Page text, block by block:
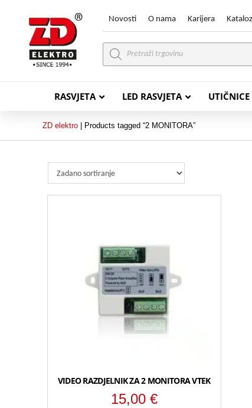
Novosti O nama Karijera
Products
search
RASVJETA LED RASVJETA
PVC VODIČI
ZD elektro Products tagged “2 MONITORA”
VIDEO RAZDJELNIK ZA 2 MONITORA VTEK
15,00 €